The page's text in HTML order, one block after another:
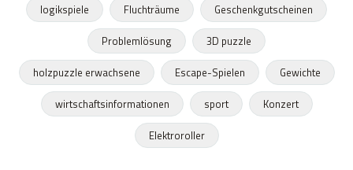
logikspiele
Fluchträume
Geschenkgutscheinen
Problemlösung
3D puzzle
holzpuzzle erwachsene
Escape-Spielen
Gewichte
wirtschaftsinformationen
sport
Konzert
Elektroroller